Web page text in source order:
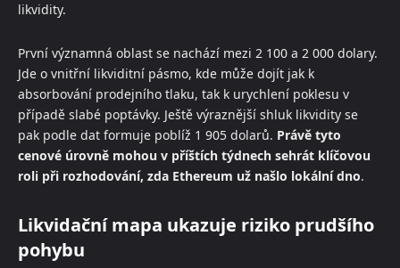
likvidity.
První významná oblast se nachází mezi 2 100 a 2 000 dolary.
Jde o vnitřní likviditní pásmo, kde může dojít jak k
absorbování prodejního tlaku, tak k urychlení poklesu v
případě slabé poptávky. Ještě výraznější shluk likvidity se
pak podle dat formuje poblíž 1 905 dolarů. Právě tyto
cenové úrovně mohou v příštích týdnech sehrát klíčovou
roli při rozhodování, zda Ethereum už našlo lokální dno.
Likvidační mapa ukazuje riziko prudšího
pohybu